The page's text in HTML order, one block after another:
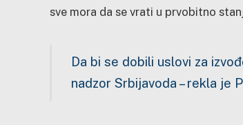
sve mora da se vrati u prvobitno
Da bi se dobili uslovi za
nadzor Srbijavoda – rekla je